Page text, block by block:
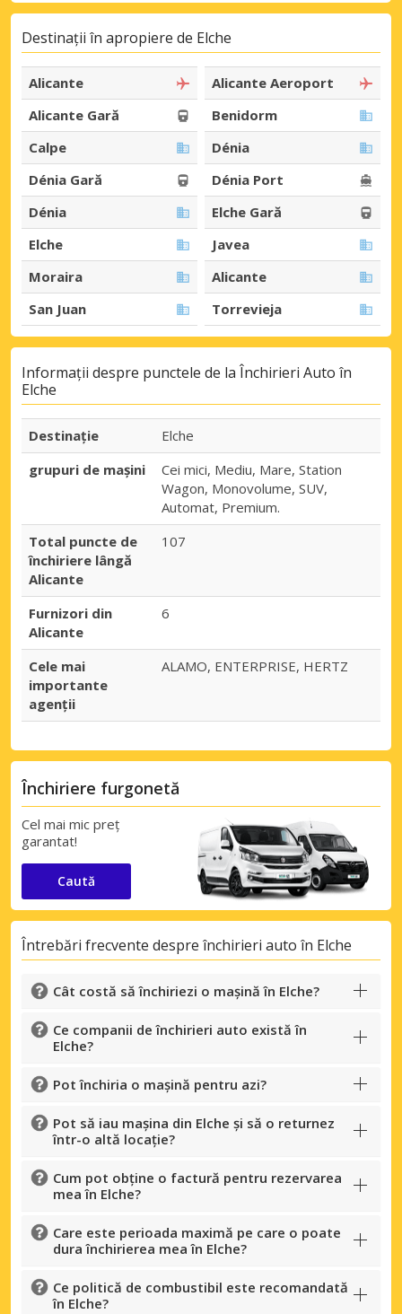
Destinații în apropiere de Elche
Alicante
Alicante Aeroport
Alicante Gară
Benidorm
Calpe
Dénia
Dénia Gară
Dénia Port
Dénia
Elche Gară
Elche
Javea
Moraira
Alicante
San Juan
Torrevieja
Informații despre punctele de la Închirieri Auto în
Elche
Destinaţie
Elche
grupuri de mașini
Cei mici, Mediu, Mare, Station
Wagon, Monovolume, SUV,
Automat, Premium.
Total puncte de
închiriere lângă
Alicante
107
Furnizori din
Alicante
6
Cele mai
importante
agenții
ALAMO, ENTERPRISE, HERTZ
Închiriere furgonetă
Cel mai mic preț
garantat!
Caută
Întrebări frecvente despre închirieri auto în Elche
Cât costă să închiriezi o mașină în Elche?
Ce companii de închirieri auto există în
Elche?
Pot închiria o mașină pentru azi?
Pot să iau mașina din Elche și să o returnez
într-o altă locație?
Cum pot obține o factură pentru rezervarea
mea în Elche?
Care este perioada maximă pe care o poate
dura închirierea mea în Elche?
Ce politică de combustibil este recomandată
în Elche?